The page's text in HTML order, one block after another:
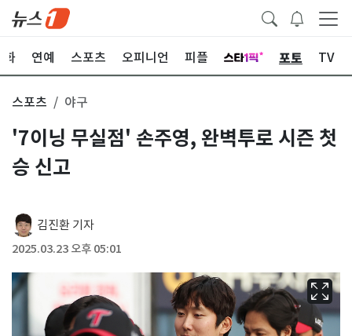
화 연예 스포츠 오피니언 피플 포토 TV
스포츠 야구
'7이닝 무실점' 손주영, 완벽투로 시즌 첫
승 신고
김진환 기자
2025.03.23 오후 05:01